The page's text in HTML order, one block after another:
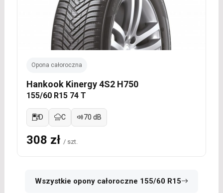
Opona całoroczna
Hankook Kinergy 4S2 H750
155/60 R15 74 T
D C 70 dB
308 zł / szt.
Wszystkie opony całoroczne 155/60 R15